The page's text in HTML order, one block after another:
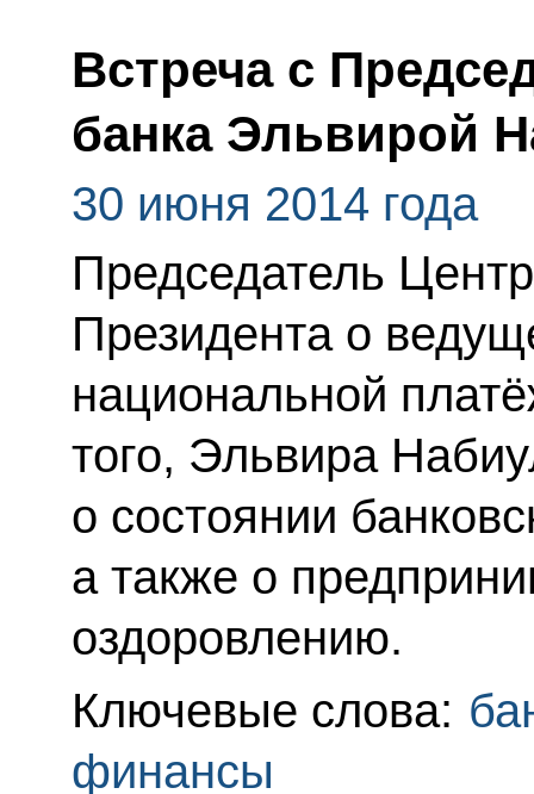
Встреча с
банка Эльвирой
30 июня 2014 года
Председатель
Президента о
национальной
того, Эльвира
о состоянии
а также о
оздоровлению.
Ключевые слова:
финансы